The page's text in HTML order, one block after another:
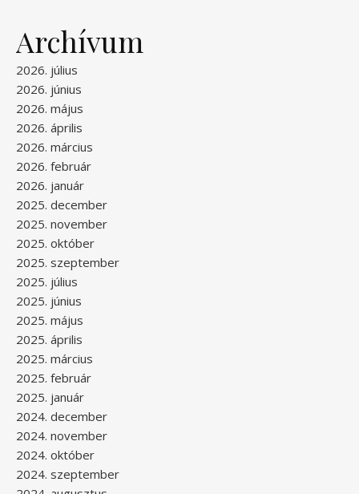
Archívum
2026. július
2026. június
2026. május
2026. április
2026. március
2026. február
2026. január
2025. december
2025. november
2025. október
2025. szeptember
2025. július
2025. június
2025. május
2025. április
2025. március
2025. február
2025. január
2024. december
2024. november
2024. október
2024. szeptember